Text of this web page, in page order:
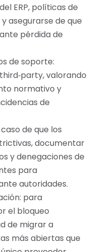
ERP, políticas de
asegurarse de que
pérdida de
de soporte:
valorando
normativo y
de
de que los
documentar
y denegaciones de
para
autoridades.
para
el bloqueo
de migrar a
más abiertas que